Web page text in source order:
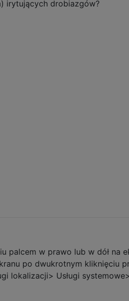
irytujących drobiazgów?
palcem w prawo lub w dół na
po dwukrotnym kliknięciu
lokalizacji> Usługi